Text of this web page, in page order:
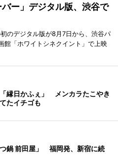
ー」デジタル版、渋谷で
のデジタル版が8月7日から、渋谷パ
館「ホワイトシネクイント」で上映
縁日かふぇ」 メンカラたこやき
たイチゴも
鍋 前田屋」 福岡発、新宿に続